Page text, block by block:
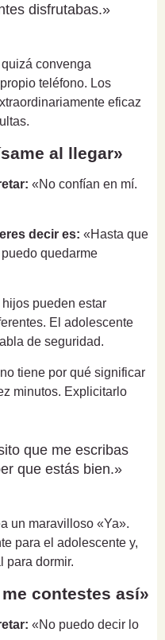
disfrutabas.»
convenga
teléfono. Los
eficaz
al llegar»
«No confían en mí.
decir es: «Hasta que
quedarme
pueden estar
El adolescente
de seguridad.
tiene por qué significar
minutos. Explicitarlo
que me escribas
que estás bien.»
un maravilloso «Ya».
para el adolescente y,
para dormir.
contestes así»
«No puedo decir lo